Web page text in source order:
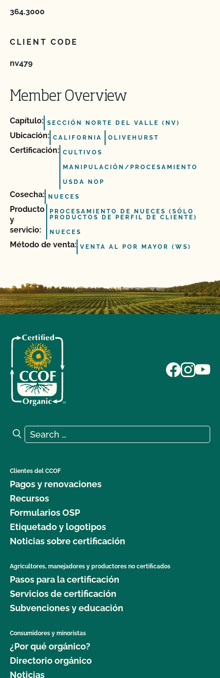
364.3000
CLIENT CODE
nv479
Member Overview
Capítulo: SECCIÓN NORTE DEL VALLE (NV)
Ubicación: CALIFORNIA OLIVEHURST
Certificación: CULTIVOS
MANIPULACIÓN/PROCESAMIENTO
USDA NOP
Cosecha: NUECES
Producto
y
servicio:
PROCESAMIENTO DE NUECES (SÓLO
PRODUCTOS DE PERFIL DE CLIENTE)
NUECES
Método de venta: VENTA AL POR MAYOR (WS)
Search for:
Search
Clientes del CCOF
Pagos y renovaciones
Recursos
Formularios OSP
Etiquetado y logotipos
Noticias sobre certificación
Agricultores, manejadores y productores no certificados
Pasos para la certificación
Servicios de certificación
Subvenciones y educación
Consumidores y minoristas
¿Por qué orgánico?
Directorio orgánico
Noticias